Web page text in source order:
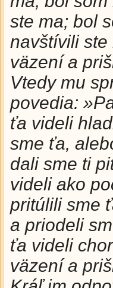
ste ma; bol
navštívili ste
väzení a
Vtedy mu
povedia:
ťa videli
sme ťa,
dali sme ti
videli ako
pritúlili sme
a priodeli
ťa videli
väzení a